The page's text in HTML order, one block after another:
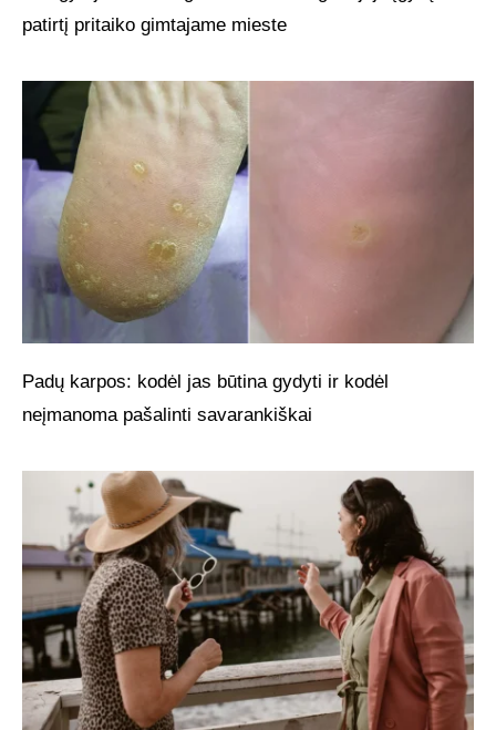
patirtį pritaiko gimtajame mieste
Padų karpos: kodėl jas būtina gydyti ir kodėl
neįmanoma pašalinti savarankiškai